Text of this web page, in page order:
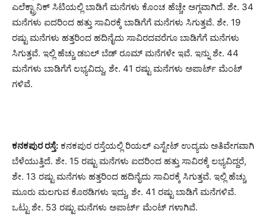
ಎಲೆಕ್ಟ್ರಾನಿಕ್ ಸಿಟಿಯಲ್ಲಿ ಬಾಡಿಗೆ ಮನೆಗಳು ಕೊಂಚ ಹೆಚ್ಚೇ ಅಗ್ಗವಾಗಿದೆ. ಶೇ. 34
ಮನೆಗಳು ಐದರಿಂದ ಹತ್ತು ಸಾವಿರಕ್ಕೆ ಬಾಡಿಗೆಗೆ ಮನೆಗಳು ಸಿಗುತ್ತವೆ. ಶೇ. 19
ರಷ್ಟು ಮನೆಗಳು ಹತ್ತರಿಂದ ಹದಿನೈದು ಸಾವಿರದವರೆಗೂ ಬಾಡಿಗೆಗೆ ಮನೆಗಳು
ಸಿಗುತ್ತವೆ. ಇಲ್ಲಿ ಹೆಚ್ಚು ಡಬಲ್ ಬೆಡ್ ರೂಮ್ ಮನೆಗಳೇ ಇವೆ. ಇನ್ನು ಶೇ. 44
ಮನೆಗಳು ಬಾಡಿಗೆಗೆ ಲಭ್ಯವಿದ್ದು, ಶೇ. 41 ರಷ್ಟು ಮನೆಗಳು ಅಪಾರ್ಟ್ ಮೆಂಟ್
ಗಳಿವೆ.
ಕನಕಪುರ ರಸ್ತೆ: ಕನಕಪುರ ರಸ್ತೆಯಲ್ಲಿ ರಿಯಲ್ ಎಸ್ಟೇಟ್ ಉದ್ಯಮ ಅತಿವೇಗವಾಗಿ
ಬೆಳೆಯುತ್ತಿದೆ. ಶೇ. 15 ರಷ್ಟು ಮನೆಗಳು ಐದರಿಂದ ಹತ್ತು ಸಾವಿರಕ್ಕೆ ಲಭ್ಯವಿದ್ದರೆ,
ಶೇ. 13 ರಷ್ಟು ಮನೆಗಳು ಹತ್ತರಿಂದ ಹದಿನೈದು ಸಾವಿರಕ್ಕೆ ಸಿಗುತ್ತವೆ. ಇಲ್ಲಿ ಹೆಚ್ಚು
ಮೂರು ಮಲಗುವ ಕೊಠಡಿಗಳು ಇದ್ದು, ಶೇ. 41 ರಷ್ಟು ಬಾಡಿಗೆ ಮನೆಗಳಿವೆ.
ಒಟ್ಟು ಶೇ. 53 ರಷ್ಟು ಮನೆಗಳು ಅಪಾರ್ಟ್ ಮೆಂಟ್ ಗಳಾಗಿವೆ.